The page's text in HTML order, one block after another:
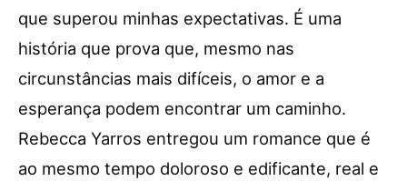
que superou minhas expectativas. É uma
história que prova que, mesmo nas
circunstâncias mais difíceis, o amor e a
esperança podem encontrar um caminho.
Rebecca Yarros entregou um romance que é
ao mesmo tempo doloroso e edificante, real e